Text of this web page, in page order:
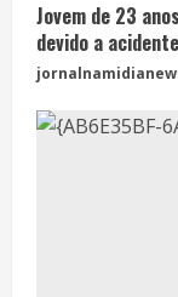
Jovem de 23
devido a